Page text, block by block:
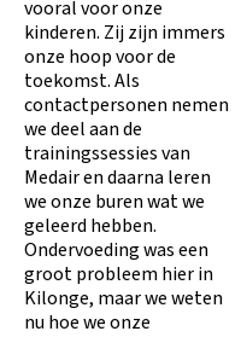
vooral voor onze
kinderen. Zij zijn immers
onze hoop voor de
toekomst. Als
contactpersonen nemen
we deel aan de
trainingssessies van
Medair en daarna leren
we onze buren wat we
geleerd hebben.
Ondervoeding was een
groot probleem hier in
Kilonge, maar we weten
nu hoe we onze